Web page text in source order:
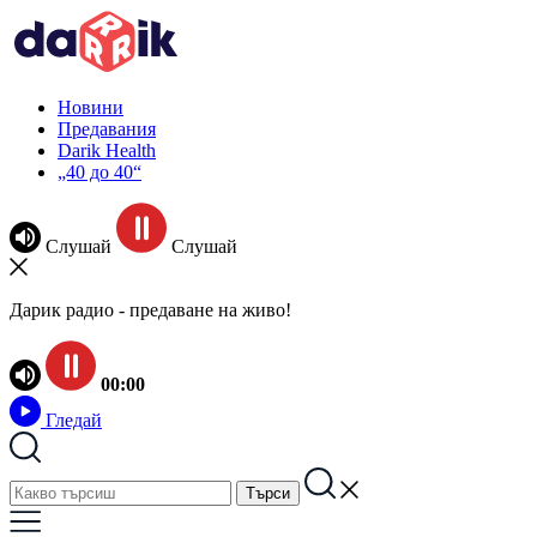
Новини
Предавания
Darik Health
„40 до 40“
Слушай Слушай
Дарик радио - предаване на живо!
00:00
Гледай